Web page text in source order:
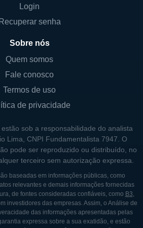
buscando aquelas
com suas metas estratégicas
abordagem cuidadosa é
valor de longo prazo tanto
quanto para seus acionistas.
da Replay Acquisition
uma gama de indústrias,
até saúde e consumo,
oportunidades identificadas
questão. A flexibilidade em
permite que a empresa se
às tendências do
Login
Recuperar senha
Sobre nós
Quem somos
Fale conosco
Termos de uso
de privacidade
sob a responsabilidade do analista
Lima, CNPI Fundamentalista 7947. O
pode ser reproduzido ou distribuído, no
terceiro sem autorização expressa.
baseadas em informações públicas, como
relevantes e demais informações fornecidas
de fontes consideradas confiáveis, como B3,
investidores das empresas. Assim, o Análise de
das informações apresentadas pelas
expressa sobre a sua exatidão, e estão